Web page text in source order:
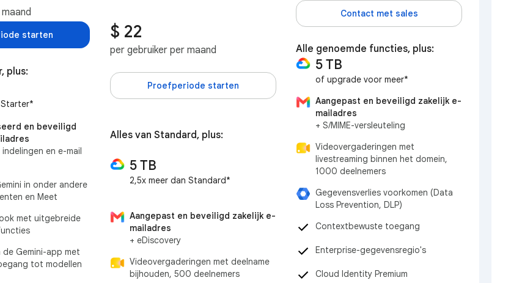
starten
plus:
en beveiligd
en e-mail
in onder andere
en Meet
met uitgebreide
de Gemini-app met
tot modellen
$ 22
per gebruiker per maand
Proefperiode starten
Alles van Standard, plus:
5 TB
2,5x meer dan Standard*
Aangepast en beveiligd zakelijk e-
mailadres
+ eDiscovery
Videovergaderingen met deelname
bijhouden, 500 deelnemers
Contact met sales
Alle genoemde functies, plus:
5 TB
of upgrade voor meer*
Aangepast en beveiligd zakelijk e-
mailadres
+ S/MIME-versleuteling
Videovergaderingen met
livestreaming binnen het domein,
1000 deelnemers
Gegevensverlies voorkomen (Data
Loss Prevention, DLP)
Contextbewuste toegang
Enterprise-gegevensregio's
Cloud Identity Premium